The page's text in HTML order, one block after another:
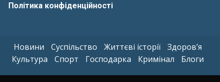
Політика конфіденційності
Новини Суспільство Життєві історії
Здоров’я
Культура
Спорт Господарка Кримінал Блоги